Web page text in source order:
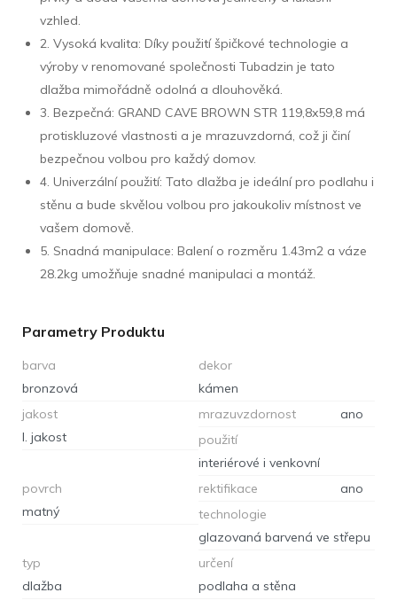
vzhled.
2. Vysoká kvalita: Díky použití špičkové technologie a
výroby v renomované společnosti Tubadzin je tato
dlažba mimořádně odolná a dlouhověká.
3. Bezpečná: GRAND CAVE BROWN STR 119,8x59,8 má
protiskluzové vlastnosti a je mrazuvzdorná, což ji činí
bezpečnou volbou pro každý domov.
4. Univerzální použití: Tato dlažba je ideální pro podlahu i
stěnu a bude skvělou volbou pro jakoukoliv místnost ve
vašem domově.
5. Snadná manipulace: Balení o rozměru 1.43m2 a váze
28.2kg umožňuje snadné manipulaci a montáž.
Parametry Produktu
barva
bronzová
dekor
kámen
jakost
I. jakost
mrazuvzdornost
ano
použití
interiérové i venkovní
povrch
matný
rektifikace
ano
technologie
glazovaná barvená ve střepu
typ
dlažba
určení
podlaha a stěna